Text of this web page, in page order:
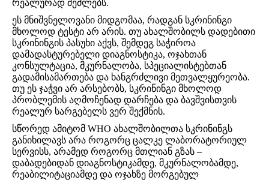
რეალურად შეძლებს.
ეს მნიშვნელოვანი მიდგომაა, რადგან სკრინინგი
მხოლოდ ტესტი არ არის. თუ ახალშობილს დადებითი
სკრინინგის პასუხი აქვს, შემდეგ საჭიროა
დამადასტურებელი დიაგნოსტიკა, ოჯახთან
კონსულტაცია, მკურნალობა, სპეციალისტებთან
გადამისამართება და ხანგრძლივი მეთვალყურეობა.
თუ ეს ჯაჭვი არ არსებობს, სკრინინგი მხოლოდ
პრობლემის აღმოჩენად დარჩება და ბავშვისთვის
რეალურ სარგებელს ვერ შექმნის.
სწორედ ამიტომ WHO ახალშობილთა სკრინინგს
განიხილავს არა როგორც ცალკე ლაბორატორიულ
სერვისს, არამედ როგორც მთლიან გზას –
დაბადებიდან დიაგნოსტიკამდე, მკურნალობამდე,
რეაბილიტაციამდე და ოჯახზე მორგებულ